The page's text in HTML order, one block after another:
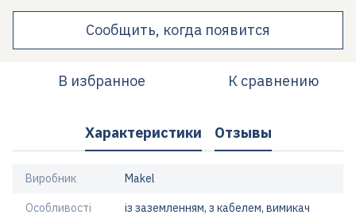
Сообщить, когда появится
В избранное К сравнению
Характеристики Отзывы
Виробник Makel
Особливості із заземленням, з кабелем, вимикач